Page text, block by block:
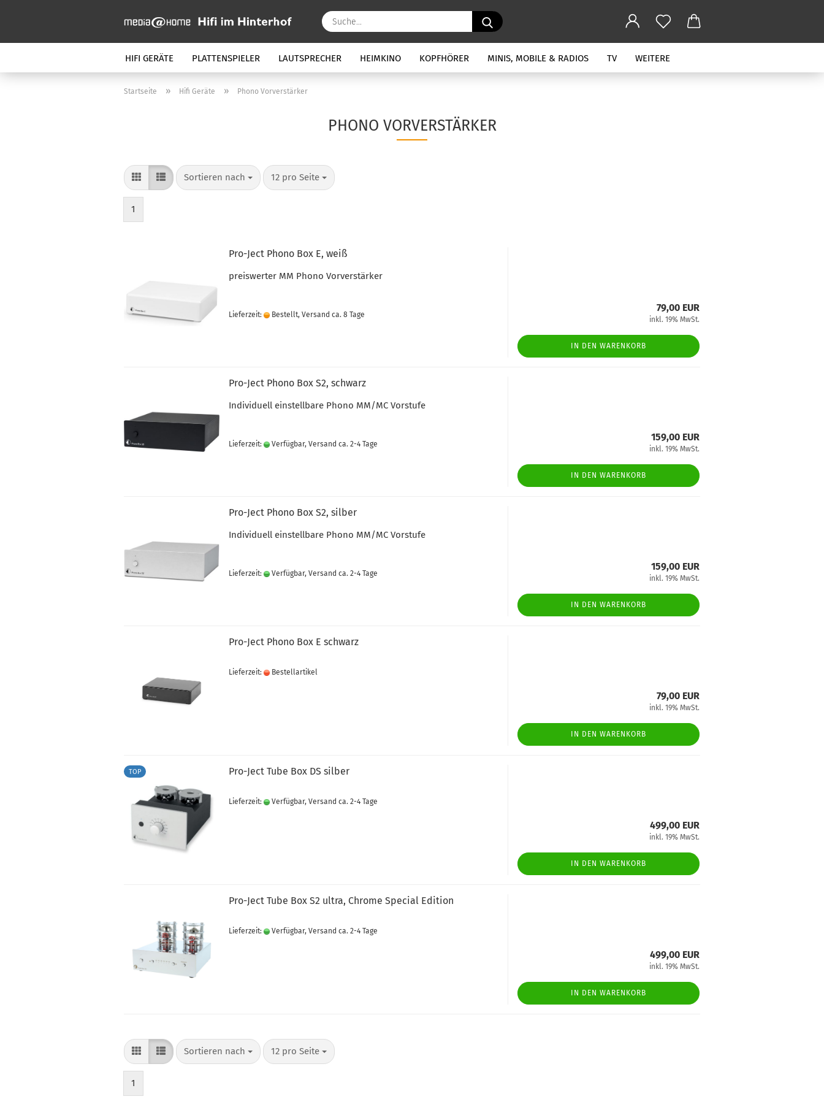
Suche...
HIFI GERÄTE PLATTENSPIELER LAUTSPRECHER HEIMKINO KOPFHÖRER MINIS, MOBILE & RADIOS TV WEITERE
Startseite » Hifi Geräte » Phono Vorverstärker
PHONO VORVERSTÄRKER
Sortieren nach
Sortieren nach 12 pro Seite
pro Seite
1
Pro-Ject Phono Box E, weiß
preiswerter MM Phono Vorverstärker
Lieferzeit: Bestellt, Versand ca. 8 Tage
79,00 EUR
inkl. 19% MwSt.
IN DEN WARENKORB
Pro-Ject Phono Box S2, schwarz
Individuell einstellbare Phono MM/MC Vorstufe
Lieferzeit: Verfügbar, Versand ca. 2-4 Tage
159,00 EUR
inkl. 19% MwSt.
IN DEN WARENKORB
Pro-Ject Phono Box S2, silber
Individuell einstellbare Phono MM/MC Vorstufe
Lieferzeit: Verfügbar, Versand ca. 2-4 Tage
159,00 EUR
inkl. 19% MwSt.
IN DEN WARENKORB
Pro-Ject Phono Box E schwarz
Lieferzeit: Bestellartikel
79,00 EUR
inkl. 19% MwSt.
IN DEN WARENKORB
TOP Pro-Ject Tube Box DS silber
Lieferzeit: Verfügbar, Versand ca. 2-4 Tage
499,00 EUR
inkl. 19% MwSt.
IN DEN WARENKORB
Pro-Ject Tube Box S2 ultra, Chrome Special Edition
Lieferzeit: Verfügbar, Versand ca. 2-4 Tage
499,00 EUR
inkl. 19% MwSt.
IN DEN WARENKORB
Sortieren nach
Sortieren nach 12 pro Seite
pro Seite
1